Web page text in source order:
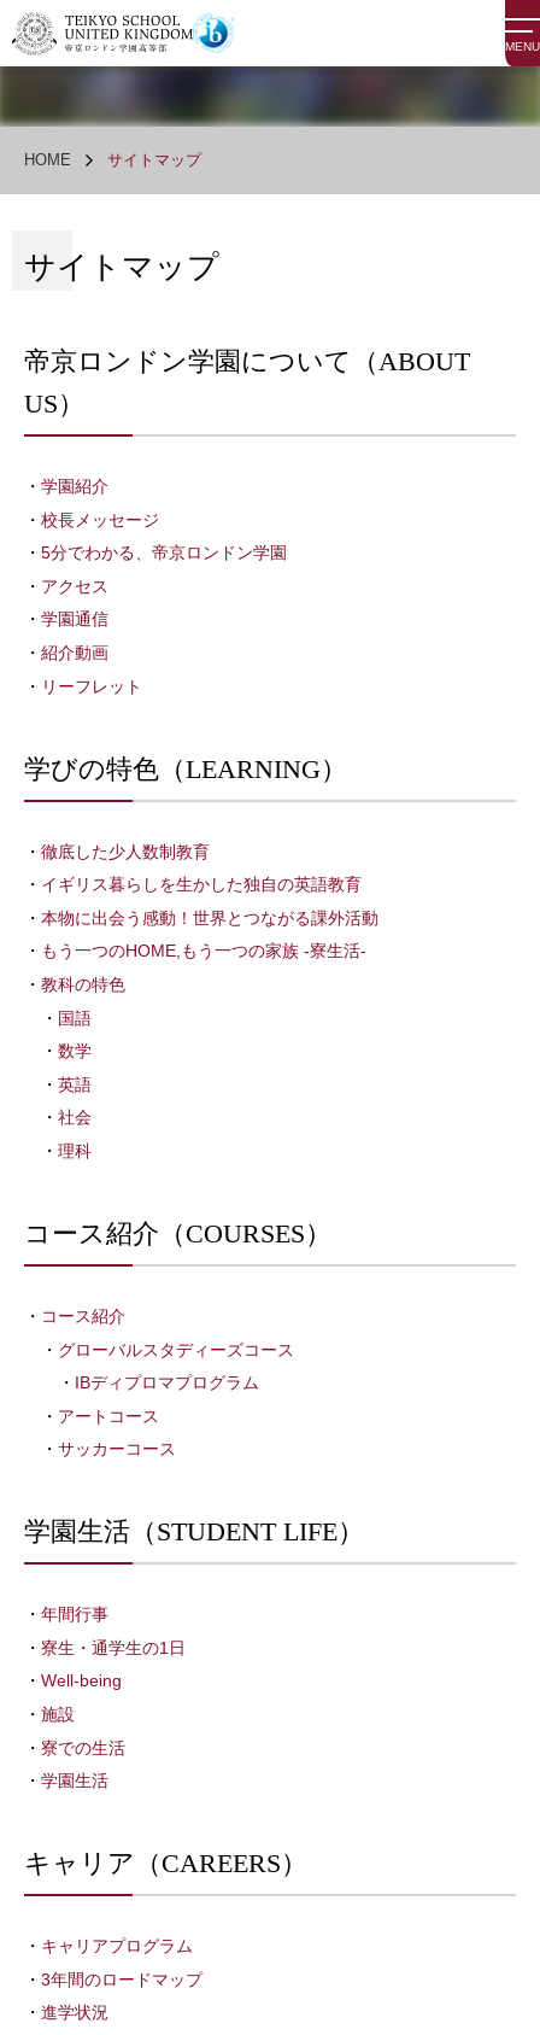
MENU
HOME サイトマップ
サイトマップ
帝京ロンドン学園について（ABOUT
US）
学園紹介
校長メッセージ
5分でわかる、帝京ロンドン学園
アクセス
学園通信
紹介動画
リーフレット
学びの特色（LEARNING）
徹底した少人数制教育
イギリス暮らしを生かした独自の英語教育
本物に出会う感動！世界とつながる課外活動
もう一つのHOME,もう一つの家族 -寮生活-
教科の特色
国語
数学
英語
社会
理科
コース紹介（COURSES）
コース紹介
グローバルスタディーズコース
IBディプロマプログラム
アートコース
サッカーコース
学園生活（STUDENT LIFE）
年間行事
寮生・通学生の1日
Well-being
施設
寮での生活
学園生活
キャリア（CAREERS）
キャリアプログラム
3年間のロードマップ
進学状況